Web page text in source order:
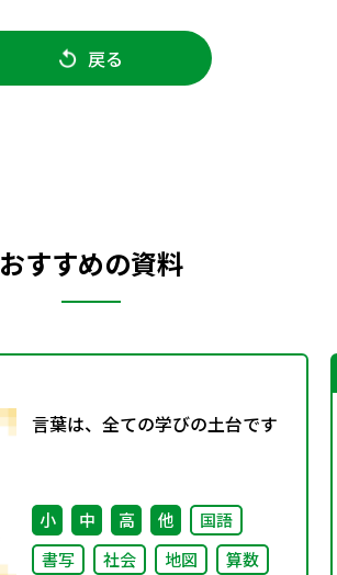
戻る
おすすめの資料
言葉は、全ての学びの土台です
小 中 高 他
国語
書写
社会 地図
算数